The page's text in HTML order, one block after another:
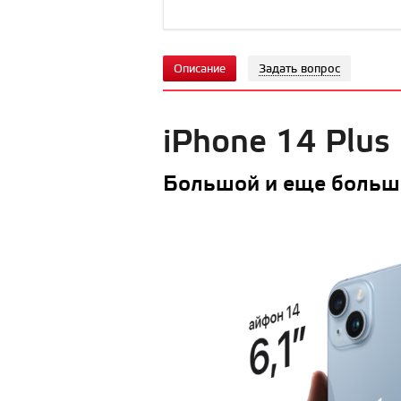
Описание Задать вопрос
iPhone 14 Plus
Большой и еще